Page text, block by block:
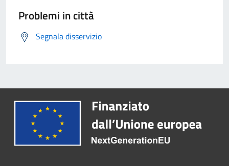
Problemi in città
Segnala disservizio